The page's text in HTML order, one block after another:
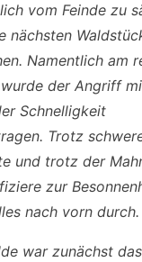
vom Feinde zu
nächsten
Namentlich am
der Angriff
Schnelligkeit
Trotz
und trotz der
zur
nach vorn durch.
war zunächst